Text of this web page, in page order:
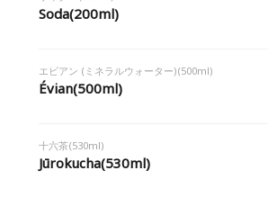
Soda(200ml)
エビアン (ミネラルウォーター)(500ml)
Évian(500ml)
十六茶(530ml)
Jūrokucha(530ml)